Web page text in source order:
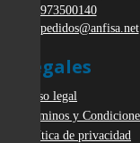
973500140
pedidos@anfisa.net
Legales
Aviso legal
Términos y
Política de privacidad